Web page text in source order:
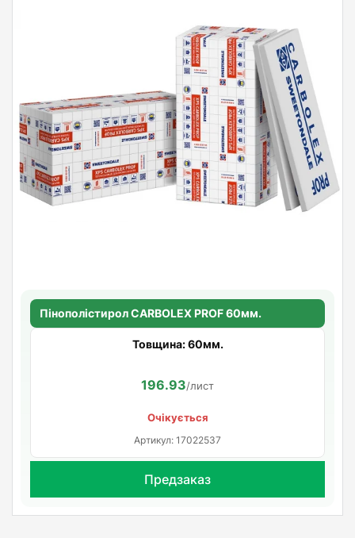
Пінополістирол CARBOLEX PROF 60мм.
Товщина: 60мм.
196.93/лист
Очікується
Артикул: 17022537
Предзаказ